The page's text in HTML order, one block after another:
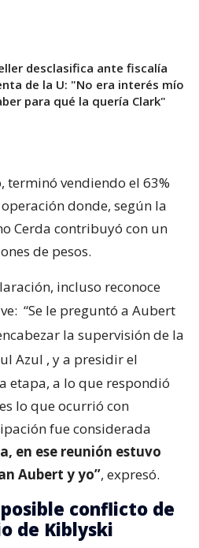
desclasifica ante fiscalía
de la U: "No era interés mío
para qué la quería Clark"
terminó vendiendo el 63%
donde, según la
Cerda contribuyó con un
de pesos.
incluso reconoce
“Se le preguntó a Aubert
la supervisión de la
Azul , y a presidir el
etapa, a lo que respondió
lo que ocurrió con
fue considerada
en ese reunión estuvo
Aubert y yo”, expresó.
conflicto de
de Kiblyski